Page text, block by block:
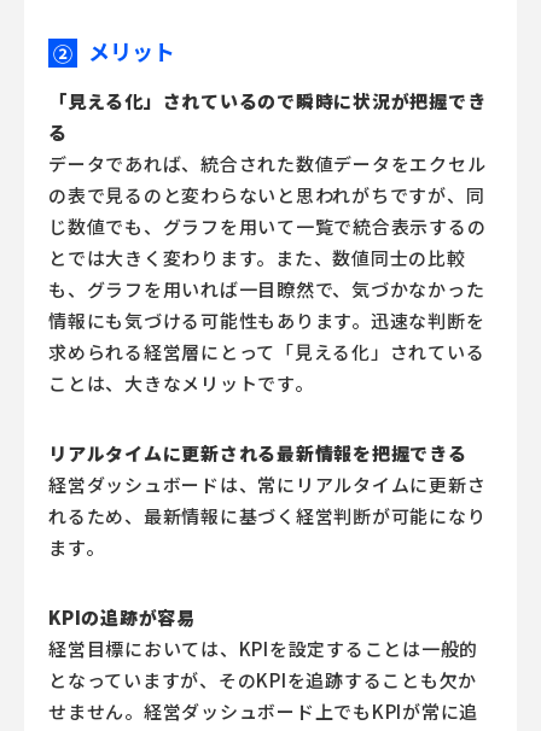
② メリット
「見える化」されているので瞬時に状況が把握でき
る
データであれば、統合された数値データをエクセル
の表で見るのと変わらないと思われがちですが、同
じ数値でも、グラフを用いて一覧で統合表示するの
とでは大きく変わります。また、数値同士の比較
も、グラフを用いれば一目瞭然で、気づかなかった
情報にも気づける可能性もあります。迅速な判断を
求められる経営層にとって「見える化」されている
ことは、大きなメリットです。
リアルタイムに更新される最新情報を把握できる
経営ダッシュボードは、常にリアルタイムに更新さ
れるため、最新情報に基づく経営判断が可能になり
ます。
KPIの追跡が容易
経営目標においては、KPIを設定することは一般的
となっていますが、そのKPIを追跡することも欠か
せません。経営ダッシュボード上でもKPIが常に追